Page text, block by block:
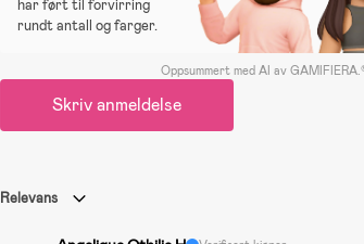
har ført til forvirring
rundt antall og farger.
Oppsummert med AI av
Skriv anmeldelse
Relevans